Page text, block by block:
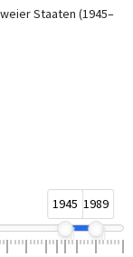
Staaten (1945–
1945 1989